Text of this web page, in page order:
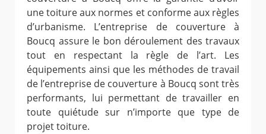
une toiture aux normes et conforme aux règles
d’urbanisme. L’entreprise de couverture à
Boucq assure le bon déroulement des travaux
tout en respectant la règle de l’art. Les
équipements ainsi que les méthodes de travail
de l’entreprise de couverture à Boucq sont très
performants, lui permettant de travailler en
toute quiétude sur n’importe que type de
projet toiture.